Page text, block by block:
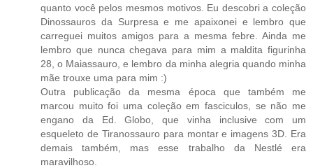
quanto você pelos mesmos motivos. Eu descobri a coleção
Dinossauros da Surpresa e me apaixonei e lembro que
carreguei muitos amigos para a mesma febre. Ainda me
lembro que nunca chegava para mim a maldita figurinha
28, o Maiassauro, e lembro da minha alegria quando minha
mãe trouxe uma para mim :)
Outra publicação da mesma época que também me
marcou muito foi uma coleção em fasciculos, se não me
engano da Ed. Globo, que vinha inclusive com um
esqueleto de Tiranossauro para montar e imagens 3D. Era
demais também, mas esse trabalho da Nestlé era
maravilhoso.